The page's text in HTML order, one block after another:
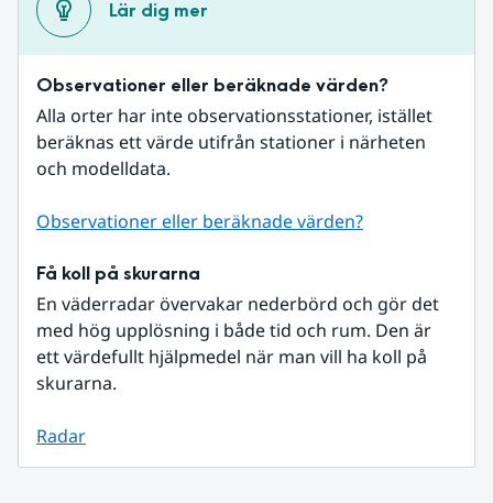
Lär dig mer
Observationer eller beräknade värden?
Alla orter har inte observationsstationer, istället
beräknas ett värde utifrån stationer i närheten
och modelldata.
Observationer eller beräknade värden?
Få koll på skurarna
En väderradar övervakar nederbörd och gör det
med hög upplösning i både tid och rum. Den är
ett värdefullt hjälpmedel när man vill ha koll på
skurarna.
Radar